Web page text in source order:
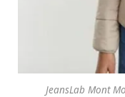
JeansLab Mont